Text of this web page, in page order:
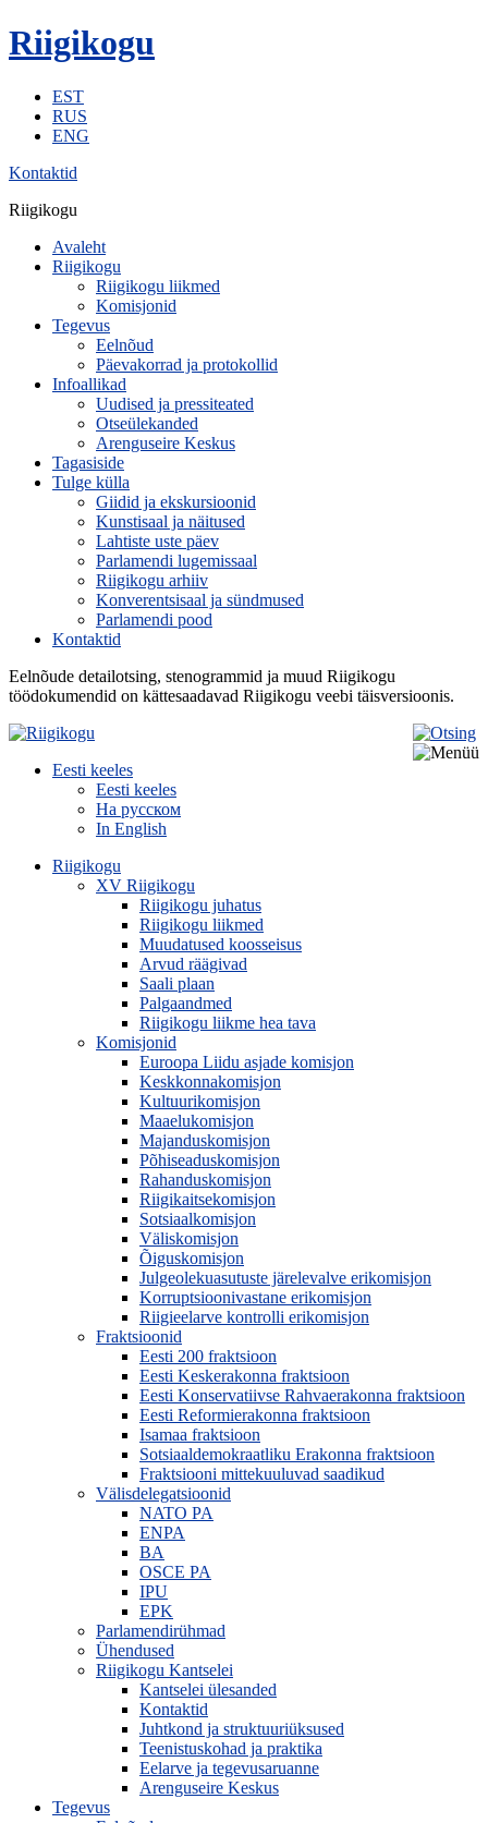
Riigikogu
EST
RUS
ENG
Kontaktid
Riigikogu
Avaleht
Riigikogu
Riigikogu liikmed
Komisjonid
Tegevus
Eelnõud
Päevakorrad ja protokollid
Infoallikad
Uudised ja pressiteated
Otseülekanded
Arenguseire Keskus
Tagasiside
Tulge külla
Giidid ja ekskursioonid
Kunstisaal ja näitused
Lahtiste uste päev
Parlamendi lugemissaal
Riigikogu arhiiv
Konverentsisaal ja sündmused
Parlamendi pood
Kontaktid
Eelnõude detailotsing, stenogrammid ja muud Riigikogu
töödokumendid on kättesaadavad Riigikogu veebi täisversioonis.
Eesti keeles
Eesti keeles
На русском
In English
Riigikogu
XV Riigikogu
Riigikogu juhatus
Riigikogu liikmed
Muudatused koosseisus
Arvud räägivad
Saali plaan
Palgaandmed
Riigikogu liikme hea tava
Komisjonid
Euroopa Liidu asjade komisjon
Keskkonnakomisjon
Kultuurikomisjon
Maaelukomisjon
Majanduskomisjon
Põhiseaduskomisjon
Rahanduskomisjon
Riigikaitsekomisjon
Sotsiaalkomisjon
Väliskomisjon
Õiguskomisjon
Julgeolekuasutuste järelevalve erikomisjon
Korruptsioonivastane erikomisjon
Riigieelarve kontrolli erikomisjon
Fraktsioonid
Eesti 200 fraktsioon
Eesti Keskerakonna fraktsioon
Eesti Konservatiivse Rahvaerakonna fraktsioon
Eesti Reformierakonna fraktsioon
Isamaa fraktsioon
Sotsiaaldemokraatliku Erakonna fraktsioon
Fraktsiooni mittekuuluvad saadikud
Välisdelegatsioonid
NATO PA
ENPA
BA
OSCE PA
IPU
EPK
Parlamendirühmad
Ühendused
Riigikogu Kantselei
Kantselei ülesanded
Kontaktid
Juhtkond ja struktuuriüksused
Teenistuskohad ja praktika
Eelarve ja tegevusaruanne
Arenguseire Keskus
Tegevus